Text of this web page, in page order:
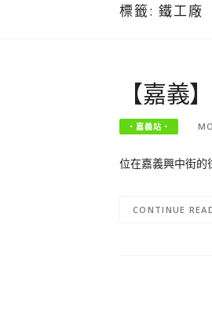
標籤: 鐵工廠
【嘉義
‧嘉義站‧
位在嘉義興中街
CONTINUE